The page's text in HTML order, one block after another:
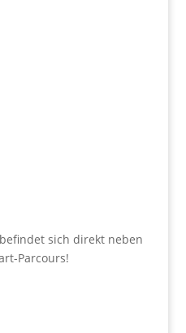
sich direkt neben
Parcours!